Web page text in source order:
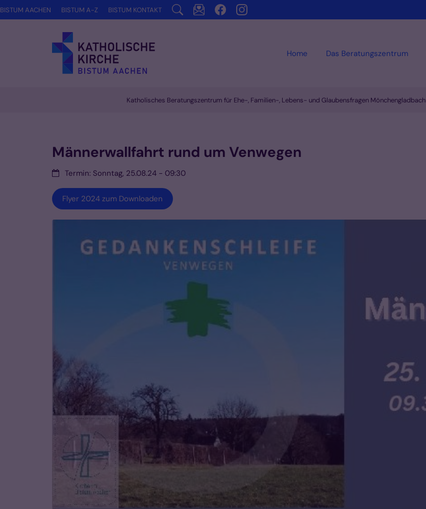
Zum Inhalt springen
Home Das Beratungszentrum
BISTUM AACHEN BISTUM A-Z BISTUM KONTAKT
Katholisches Beratungszentrum für Ehe-, Familien-, Lebens- und Glaubensfragen Mönchengladbach
Männerwallfahrt rund um Venwegen
Datum:Termin: Sonntag, 25.08.24 - 09:30
Flyer 2024 zum Downloaden